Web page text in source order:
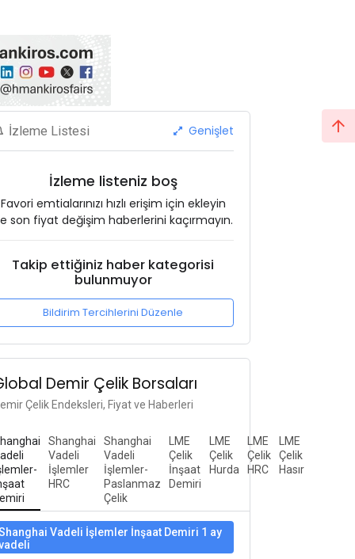
İzleme Listesi Genişlet
İzleme listeniz boş
Favori emtialarınızı hızlı erişim için ekleyin
son fiyat değişim haberlerini kaçırmayın.
Takip ettiğiniz haber kategorisi
bulunmuyor
Bildirim Tercihlerini Düzenle
Demir Çelik Borsaları
Çelik Endeksleri, Fiyat ve Haberleri
Shanghai
Vadeli
İşlemler
HRC
Shanghai
Vadeli
İşlemler-
Paslanmaz
Çelik
LME
Çelik
İnşaat
Demiri
LME
Çelik
Hurda
LME
Çelik
HRC
LME
Çelik
Hasır
Vadeli İşlemler İnşaat Demiri 1 ay